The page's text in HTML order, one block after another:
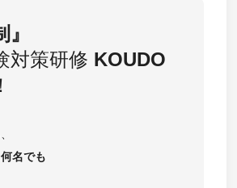
』
対策研修 KOUDO
何名でも